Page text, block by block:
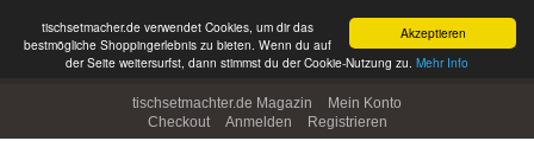
Akzeptieren
tischsetmacher.de verwendet Cookies, um dir das
bestmögliche Shoppingerlebnis zu bieten. Wenn du auf
der Seite weitersurfst, dann stimmst du der Cookie-Nutzung zu. Mehr Info
tischsetmachter.de Magazin
Mein Konto
Checkout
Anmelden Registrieren